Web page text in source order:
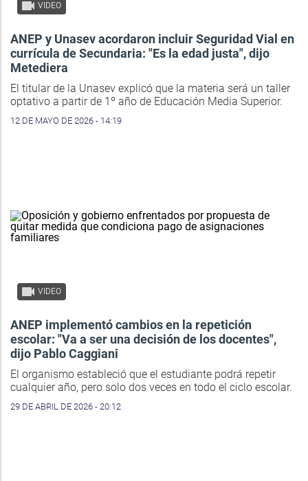
VIDEO
ANEP y Unasev acordaron incluir Seguridad Vial en
currícula de Secundaria: "Es la edad justa", dijo
Metediera
El titular de la Unasev explicó que la materia será un taller
optativo a partir de 1º año de Educación Media Superior.
12 DE MAYO DE 2026 - 14:19
VIDEO
ANEP implementó cambios en la repetición
escolar: "Va a ser una decisión de los docentes",
dijo Pablo Caggiani
El organismo estableció que el estudiante podrá repetir
cualquier año, pero solo dos veces en todo el ciclo escolar.
29 DE ABRIL DE 2026 - 20:12